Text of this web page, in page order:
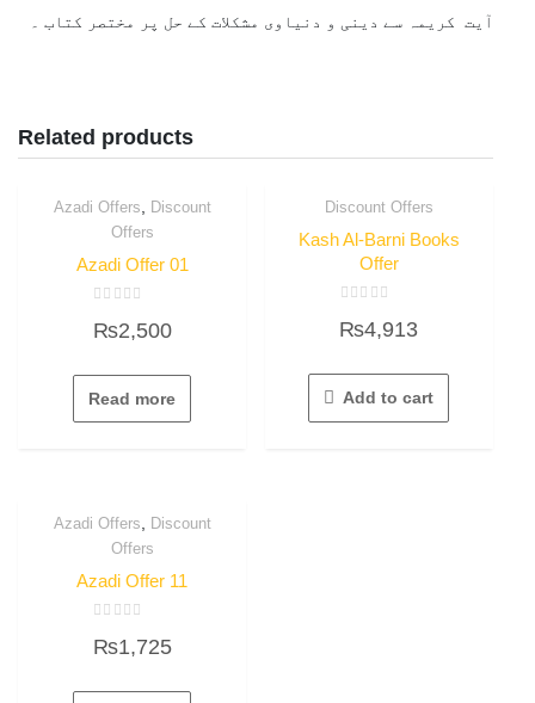
آیت کریمہ سے دینی و دنیاوی مشکلات کے حل پر مختصر کتاب ۔
Related products
Azadi Offers
Discount
Offers
Azadi Offer 01
0
out
5
₨2,500
Read more
Discount Offers
Kash Al-Barni Books
Offer
0
out
5
₨4,913
Add to cart
Azadi Offers
Discount
Offers
Azadi Offer 11
0
out
5
₨1,725